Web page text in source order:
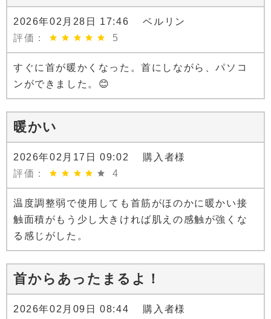
2026年02月28日 17:46 ベルリン
評価：
5
すぐに首が暖かくなった。首にしながら、パソコ
ンができました。😊
暖かい
2026年02月17日 09:02 購入者様
評価：
4
温度調整弱で使用しても首筋がほのかに暖かい接
触面積がもう少し大きければ肌えの感触が強くな
る感じがした。
首からあったまるよ！
2026年02月09日 08:44 購入者様